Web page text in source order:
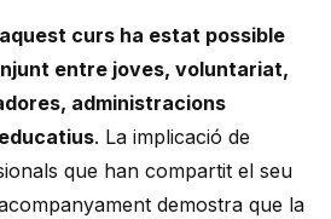
curs ha estat possible
entre joves, voluntariat,
administracions
. La implicació de
que han compartit el seu
demostra que la